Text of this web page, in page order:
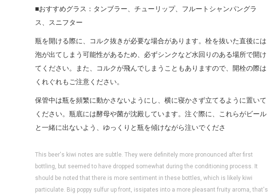
■おすすめグラス：タンブラー、チューリップ、フルートシャンパングラ
ス、スニフター
瓶を開ける際に、コルク抜きが必要な場合があります。栓を抜いた直後には
泡が出てしまう可能性があるため、必ずシンクなど水回りのある場所で開け
てください。また、コルクが飛んでしまうこともありますので、開栓の際は
くれぐれもご注意ください。
保管中は瓶を頻繁に動かさないようにし、横に寝かさず立てるように置いて
ください。瓶底には酵母や菌が沈殿しています。注ぐ際に、これらがビール
と一緒に出ないよう、ゆっくりと瓶を傾けながら注いでくださ
This beer's kiwi notes are subtle. They were definitely more pronounced after first
bottling, but seemed to have dropped somewhat during the conditioning process. It
should be noted that there is more sentiment in these bottles, which is likely kiwi
particulate. Big poppy sulfur up front, issipates into a more pleasant fruity aroma, that's